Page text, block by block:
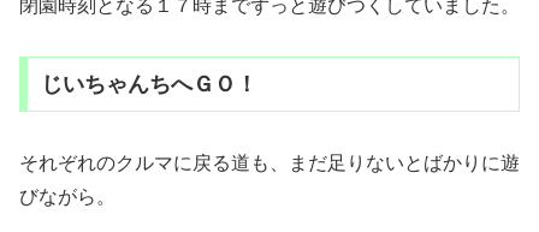
閉園時刻となる１７時までずっと遊びつくしていました。
じいちゃんちへＧＯ！
それぞれのクルマに戻る道も、まだ足りないとばかりに遊
びながら。